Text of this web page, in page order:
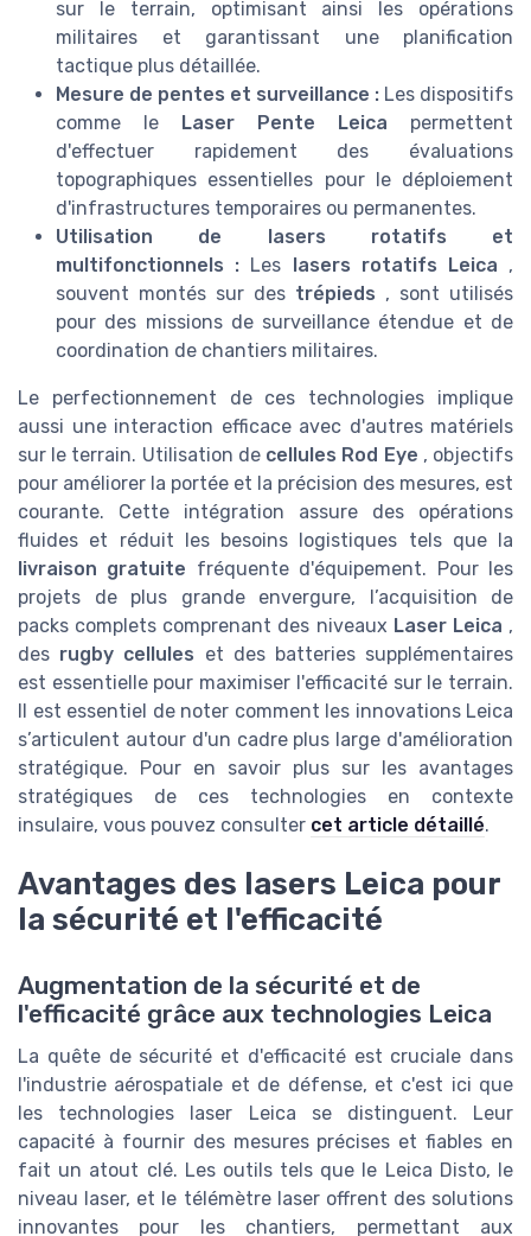
sur le terrain, optimisant ainsi les opérations
militaires et garantissant une planification
tactique plus détaillée.
Mesure de pentes et surveillance : Les dispositifs
comme le Laser Pente Leica permettent
d'effectuer rapidement des évaluations
topographiques essentielles pour le déploiement
d'infrastructures temporaires ou permanentes.
Utilisation de lasers rotatifs et
multifonctionnels : Les lasers rotatifs Leica ,
souvent montés sur des trépieds , sont utilisés
pour des missions de surveillance étendue et de
coordination de chantiers militaires.
Le perfectionnement de ces technologies implique
aussi une interaction efficace avec d'autres matériels
sur le terrain. Utilisation de cellules Rod Eye , objectifs
pour améliorer la portée et la précision des mesures, est
courante. Cette intégration assure des opérations
fluides et réduit les besoins logistiques tels que la
livraison gratuite fréquente d'équipement. Pour les
projets de plus grande envergure, l’acquisition de
packs complets comprenant des niveaux Laser Leica ,
des rugby cellules et des batteries supplémentaires
est essentielle pour maximiser l'efficacité sur le terrain.
Il est essentiel de noter comment les innovations Leica
s’articulent autour d'un cadre plus large d'amélioration
stratégique. Pour en savoir plus sur les avantages
stratégiques de ces technologies en contexte
insulaire, vous pouvez consulter cet article détaillé.
Avantages des lasers Leica pour
la sécurité et l'efficacité
Augmentation de la sécurité et de
l'efficacité grâce aux technologies Leica
La quête de sécurité et d'efficacité est cruciale dans
l'industrie aérospatiale et de défense, et c'est ici que
les technologies laser Leica se distinguent. Leur
capacité à fournir des mesures précises et fiables en
fait un atout clé. Les outils tels que le Leica Disto, le
niveau laser, et le télémètre laser offrent des solutions
innovantes pour les chantiers, permettant aux